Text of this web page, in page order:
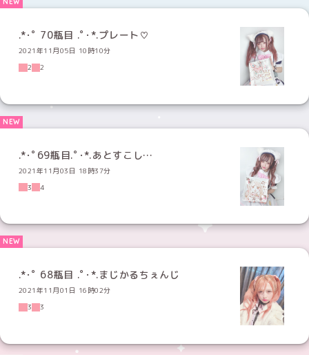
.*･ﾟ 70瓶目 .ﾟ･*.プレート♡
2021年11月05日 10時10分
2
2
.*･ﾟ69瓶目.ﾟ･*.あとすこし…
2021年11月03日 18時37分
3
4
.*･ﾟ 68瓶目 .ﾟ･*.まじかるちぇんじ
2021年11月01日 16時02分
3
3